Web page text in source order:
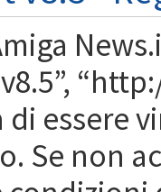
di essere
Se non